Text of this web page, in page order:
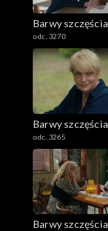
Barwy szczęścia
odc. 3270
Barwy szczęścia
odc. 3265
Barwy szczęścia